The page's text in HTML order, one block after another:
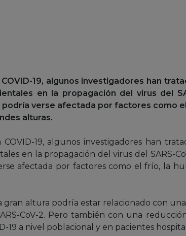
19, algunos investigadores han
en la propagación del virus del
verse afectada por factores como
alturas.
19, algunos investigadores han
en la propagación del virus del SARS-
afectada por factores como el frío, la
gran altura podría estar relacionado con
CoV-2. Pero también con una
19 a nivel poblacional y en pacientes